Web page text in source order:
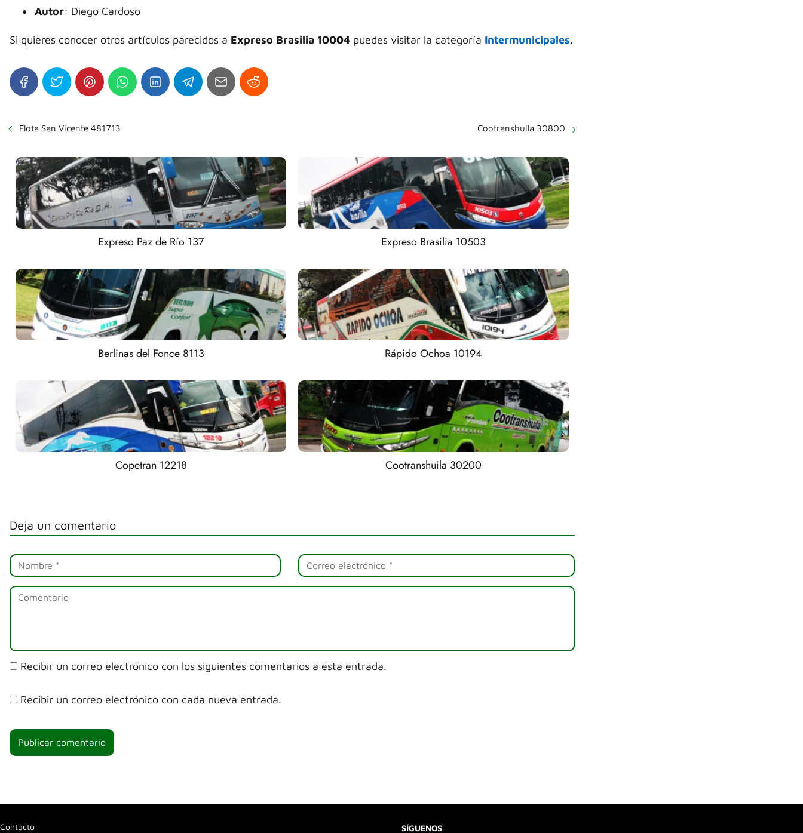
Autor: Diego Cardoso
Si quieres conocer otros artículos parecidos a Expreso Brasilia 10004 puedes visitar la categoría Intermunicipales.
Flota San Vicente 481713 Cootranshuila 30800
Expreso Paz de Río 137 Expreso Brasilia 10503
Berlinas del Fonce 8113 Rápido Ochoa 10194
Copetran 12218 Cootranshuila 30200
Deja un comentario
Recibir un correo electrónico con los siguientes comentarios a esta entrada.
Recibir un correo electrónico con cada nueva entrada.
Contacto SÍGUENOS